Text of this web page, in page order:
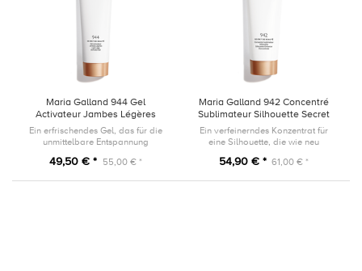
Maria Galland 944 Gel
Activateur Jambes Légères
Secret de beauté 150ml
Ein erfrischendes Gel, das für die
unmittelbare Entspannung
49,50 € * 55,00 € *
Maria Galland 942 Concentré
Sublimateur Silhouette Secret
de beauté 125ml
Ein verfeinerndes Konzentrat für
eine Silhouette, die wie neu
54,90 € * 61,00 € *